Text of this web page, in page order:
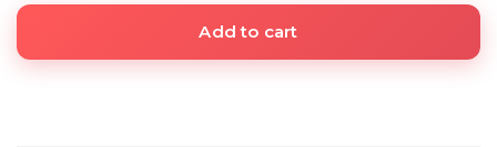
Add to cart